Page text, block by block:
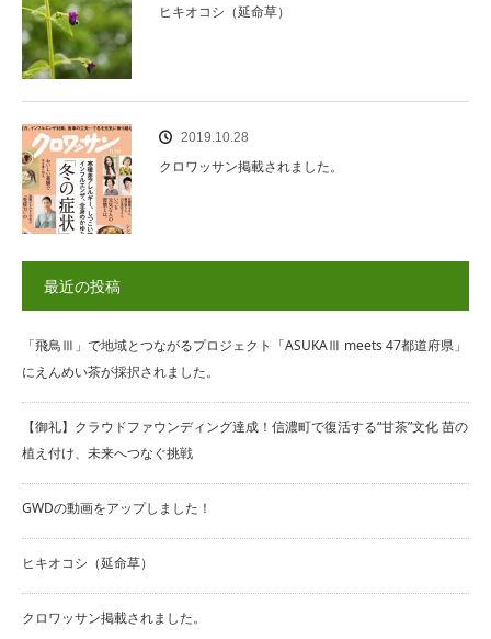
ヒキオコシ（延命草）
2019.10.28
クロワッサン掲載されました。
最近の投稿
「飛鳥Ⅲ」で地域とつながるプロジェクト「ASUKAⅢ meets 47都道府県」
にえんめい茶が採択されました。
【御礼】クラウドファウンディング達成！信濃町で復活する“甘茶”文化 苗の
植え付け、未来へつなぐ挑戦
GWDの動画をアップしました！
ヒキオコシ（延命草）
クロワッサン掲載されました。